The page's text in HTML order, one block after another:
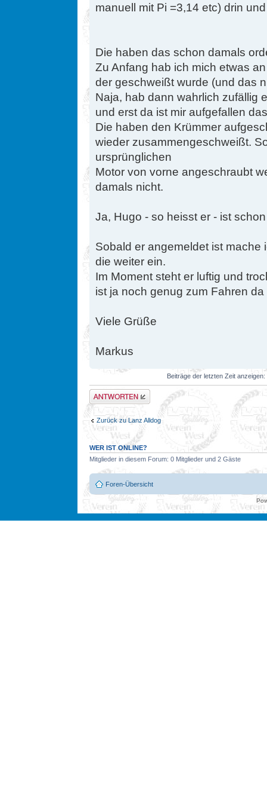
manuell mit Pi =3,14 etc) drin
Die haben das schon damals
Zu Anfang hab ich mich etwas
der geschweißt wurde (und das
Naja, hab dann wahrlich zufällig
und erst da ist mir aufgefallen
Die haben den Krümmer
wieder zusammengeschweißt.
ursprünglichen
Motor von vorne angeschraubt
damals nicht.
Ja, Hugo - so heisst er - ist
Sobald er angemeldet ist
die weiter ein.
Im Moment steht er luftig und
ist ja noch genug zum Fahren da
Viele Grüße
Markus
Beiträge der letzten Zeit anzeigen:
Antwort erstellen
Zurück zu Lanz Alldog
WER IST ONLINE?
Mitglieder in diesem Forum: 0 Mitglieder und 2 Gäste
Foren-Übersicht